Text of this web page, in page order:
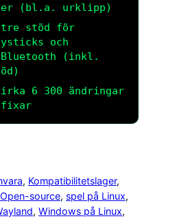
(bl.a. urklipp)
stöd för
och
(inkl.
6 300 ändringar
, Kompatibilitetslager
Open-source, spel på Linux
, Windows på Linux